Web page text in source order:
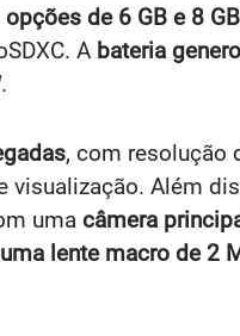
opções de 6 GB e 8 GB
A bateria
, com resolução
visualização. Além
uma câmera
lente macro de 2